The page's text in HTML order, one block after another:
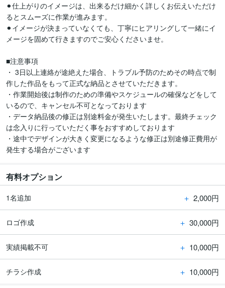
⚫︎仕上がりのイメージは、出来るだけ細かく詳しくお伝えいただけ
るとスムーズに作業が進みます。
⚫︎イメージが決まっていなくても、丁寧にヒアリングして一緒にイ
メージを固めて行きますのでご安心くださいませ。
■注意事項
・ 3日以上連絡が途絶えた場合、トラブル予防のためその時点で制
作した作品をもって正式な納品とさせていただきます。
・作業開始後は制作のための準備やスケジュールの確保などをして
いるので、キャンセル不可となっております
・データ納品後の修正は別途料金が発生いたします。最終チェック
は念入りに行っていただく事をおすすめしております
・途中でデザインが大きく変更になるような修正は別途修正費用が
発生する場合がございます
有料オプション
1名追加 ＋ 2,000円
ロゴ作成 ＋ 30,000円
実績掲載不可 ＋ 10,000円
チラシ作成 ＋ 10,000円